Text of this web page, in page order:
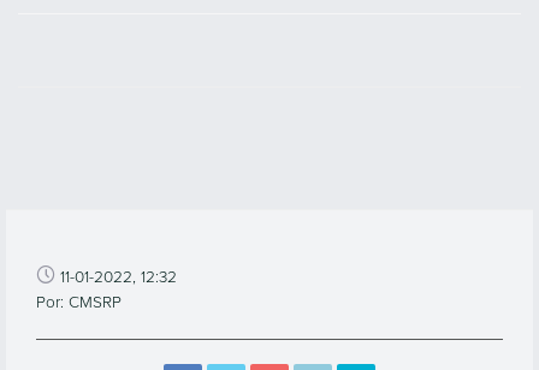
11-01-2022, 12:32
Por: CMSRP